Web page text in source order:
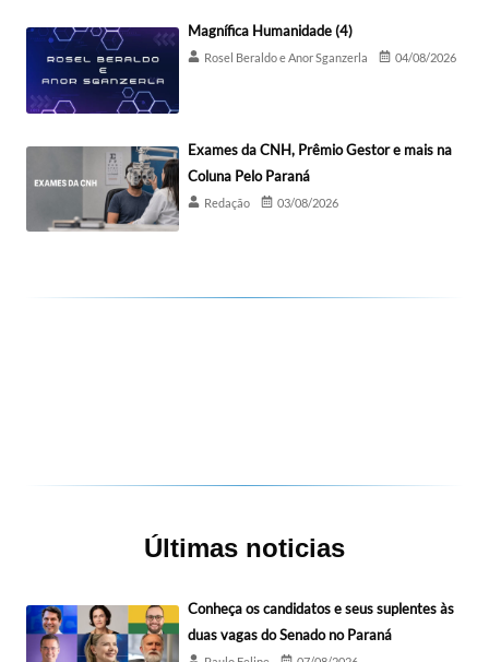
Magnífica Humanidade (4)
Rosel Beraldo e Anor Sganzerla 04/08/2026
Exames da CNH, Prêmio Gestor e mais na
Coluna Pelo Paraná
Redação 03/08/2026
Últimas noticias
Conheça os candidatos e seus suplentes às
duas vagas do Senado no Paraná